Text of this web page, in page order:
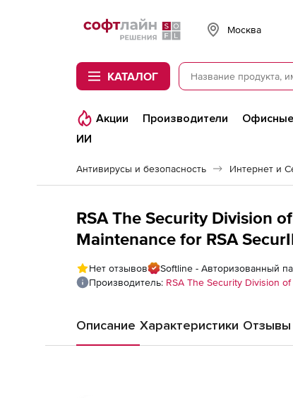
Softline
Москва
КАТАЛОГ
Акции Производители
ИИ
Антивирусы и безопасность Интернет и
RSA The Security Division
Maintenance for RSA
Количество пользователей
Нет отзывов
Softline - Авторизованный
Производитель: RSA The Security Division of
Описание Характеристики Отзывы